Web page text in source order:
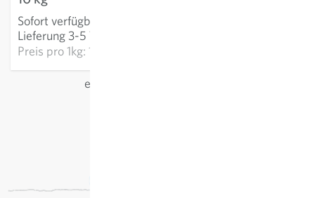
Sofort verfügbar
Lieferung 3-5 Tage
Preis pro1kg: 18,63 €
exkl.